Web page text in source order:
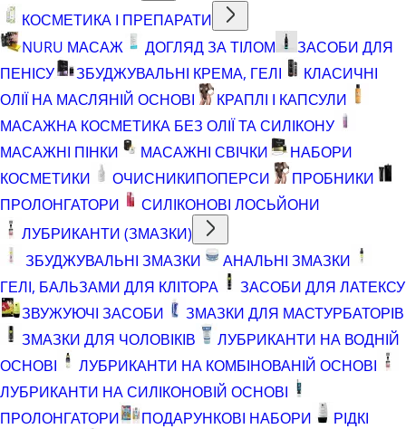
КОСМЕТИКА І ПРЕПАРАТИ
NURU МАСАЖ
ДОГЛЯД ЗА ТІЛОМ
ЗАСОБИ ДЛЯ
ПЕНІСУ
ЗБУДЖУВАЛЬНІ КРЕМА, ГЕЛІ
КЛАСИЧНІ
ОЛІЇ НА МАСЛЯНІЙ ОСНОВІ
КРАПЛІ І КАПСУЛИ
МАСАЖНА КОСМЕТИКА БЕЗ ОЛІЇ ТА СИЛІКОНУ
МАСАЖНІ ПІНКИ
МАСАЖНІ СВІЧКИ
НАБОРИ
КОСМЕТИКИ
ОЧИСНИКИПОПЕРСИ
ПРОБНИКИ
ПРОЛОНГАТОРИ
СИЛІКОНОВІ ЛОСЬЙОНИ
ЛУБРИКАНТИ (ЗМАЗКИ)
ЗБУДЖУВАЛЬНІ ЗМАЗКИ
АНАЛЬНІ ЗМАЗКИ
ГЕЛІ, БАЛЬЗАМИ ДЛЯ КЛІТОРА
ЗАСОБИ ДЛЯ ЛАТЕКСУ
ЗВУЖУЮЧІ ЗАСОБИ
ЗМАЗКИ ДЛЯ МАСТУРБАТОРІВ
ЗМАЗКИ ДЛЯ ЧОЛОВІКІВ
ЛУБРИКАНТИ НА ВОДНІЙ
ОСНОВІ
ЛУБРИКАНТИ НА КОМБІНОВАНІЙ ОСНОВІ
ЛУБРИКАНТИ НА СИЛІКОНОВІЙ ОСНОВІ
ПРОЛОНГАТОРИ
ПОДАРУНКОВІ НАБОРИ
РІДКІ